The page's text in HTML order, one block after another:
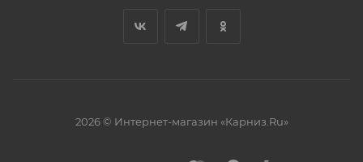
2026 © Интернет-магазин «Карниз.Ru»